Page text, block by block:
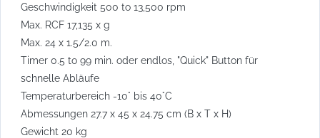
Geschwindigkeit 500 to 13,500 rpm
Max. RCF 17,135 x g
Max. 24 x 1.5/2.0 m.
Timer 0.5 to 99 min. oder endlos, "Quick" Button für
schnelle Abläufe
Temperaturbereich -10° bis 40°C
Abmessungen 27.7 x 45 x 24.75 cm (B x T x H)
Gewicht 20 kg